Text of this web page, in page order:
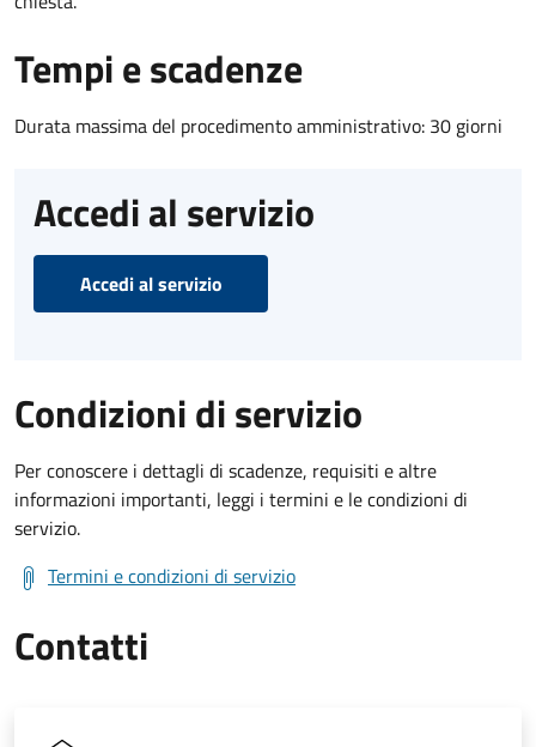
Tempi e scadenze
Durata massima del procedimento amministrativo: 30 giorni
Accedi al servizio
Accedi al servizio
Condizioni di servizio
Per conoscere i dettagli di scadenze, requisiti e altre
informazioni importanti, leggi i termini e le condizioni di
servizio.
Termini e condizioni di servizio
Contatti